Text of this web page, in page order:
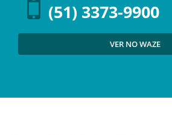
(51) 3373-9900
VER NO WAZE